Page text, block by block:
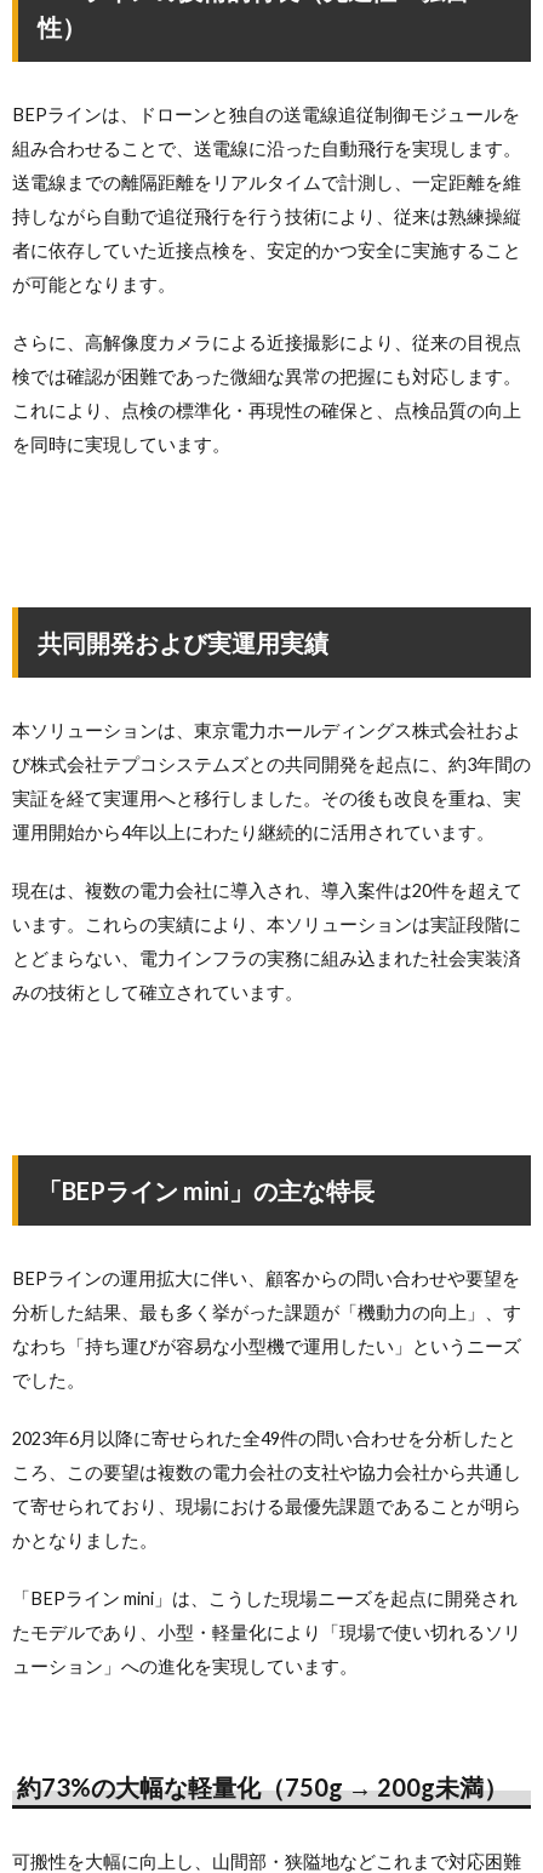
性）
BEPラインは、ドローンと独自の送電線追従制御モジュールを
組み合わせることで、送電線に沿った自動飛行を実現します。
送電線までの離隔距離をリアルタイムで計測し、一定距離を維
持しながら自動で追従飛行を行う技術により、従来は熟練操縦
者に依存していた近接点検を、安定的かつ安全に実施すること
が可能となります。
さらに、高解像度カメラによる近接撮影により、従来の目視点
検では確認が困難であった微細な異常の把握にも対応します。
これにより、点検の標準化・再現性の確保と、点検品質の向上
を同時に実現しています。
共同開発および実運用実績
本ソリューションは、東京電力ホールディングス株式会社およ
び株式会社テプコシステムズとの共同開発を起点に、約3年間の
実証を経て実運用へと移行しました。その後も改良を重ね、実
運用開始から4年以上にわたり継続的に活用されています。
現在は、複数の電力会社に導入され、導入案件は20件を超えて
います。これらの実績により、本ソリューションは実証段階に
とどまらない、電力インフラの実務に組み込まれた社会実装済
みの技術として確立されています。
「BEPライン mini」の主な特長
BEPラインの運用拡大に伴い、顧客からの問い合わせや要望を
分析した結果、最も多く挙がった課題が「機動力の向上」、す
なわち「持ち運びが容易な小型機で運用したい」というニーズ
でした。
2023年6月以降に寄せられた全49件の問い合わせを分析したと
ころ、この要望は複数の電力会社の支社や協力会社から共通し
て寄せられており、現場における最優先課題であることが明ら
かとなりました。
「BEPライン mini」は、こうした現場ニーズを起点に開発され
たモデルであり、小型・軽量化により「現場で使い切れるソリ
ューション」への進化を実現しています。
約73%の大幅な軽量化（750g → 200g未満）
可搬性を大幅に向上し、山間部・狭隘地などこれまで対応困難